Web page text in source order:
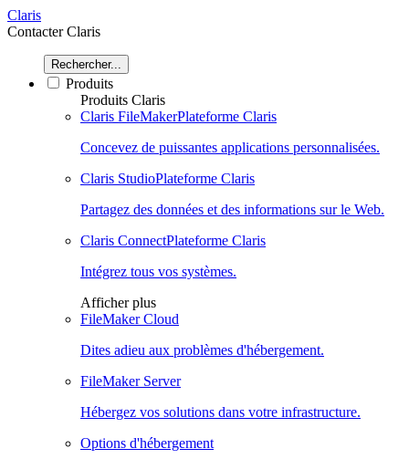
Claris
Contacter Claris
Rechercher...
Produits
Produits Claris
Claris FileMakerPlateforme Claris
Concevez de puissantes applications personnalisées.
Claris StudioPlateforme Claris
Partagez des données et des informations sur le Web.
Claris ConnectPlateforme Claris
Intégrez tous vos systèmes.
Afficher plus
FileMaker Cloud
Dites adieu aux problèmes d'hébergement.
FileMaker Server
Hébergez vos solutions dans votre infrastructure.
Options d'hébergement